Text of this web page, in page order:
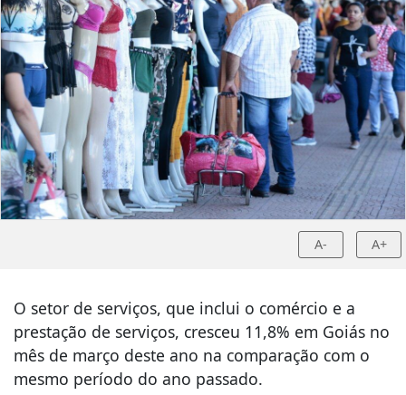
A- A+
O setor de serviços, que inclui o comércio e a
prestação de serviços, cresceu 11,8% em Goiás no
mês de março deste ano na comparação com o
mesmo período do ano passado.